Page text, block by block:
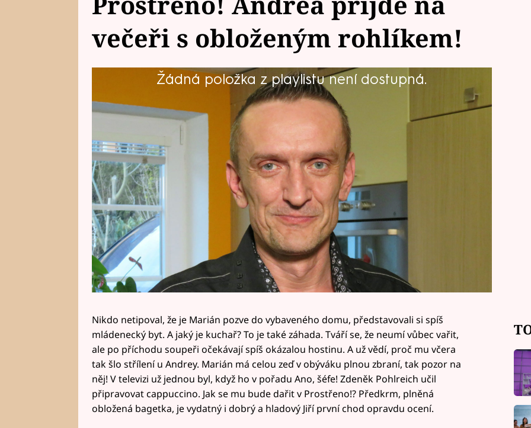
večeři s obloženým rohlíkem!
Žádná položka z playlistu není dostupná.
Číšník a podnikatel Marián (41) je cholerik, dobrý střelec a docela
klame tělem.
Nikdo netipoval, že je Marián pozve do vybaveného domu, představovali si spíš
mládenecký byt. A jaký je kuchař? To je také záhada. Tváří se, že neumí vůbec vařit,
ale po příchodu soupeři očekávají spíš okázalou hostinu. A už vědí, proč mu včera
tak šlo střílení u Andrey. Marián má celou zeď v obýváku plnou zbraní, tak pozor na
něj! V televizi už jednou byl, když ho v pořadu Ano, šéfe! Zdeněk Pohlreich učil
připravovat cappuccino. Jak se mu bude dařit v Prostřeno!? Předkrm, plněná
obložená bagetka, je vydatný i dobrý a hladový Jiří první chod opravdu ocení.